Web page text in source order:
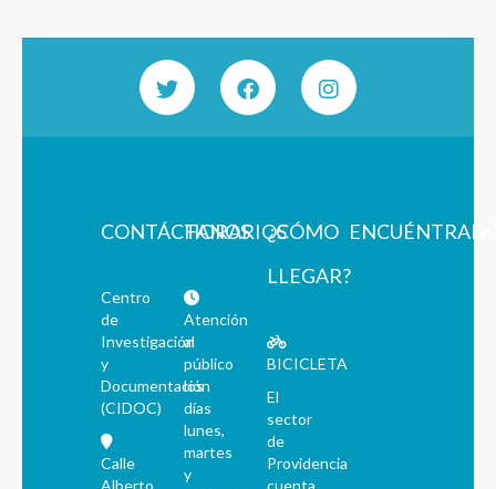
CONTÁCTANOS
Centro
de
Investigación
y
Documentación
(CIDOC)
Calle
Alberto
HORARIOS
Atención
al
público
los
días
lunes,
martes
y
¿CÓMO
LLEGAR?
BICICLETA
El
sector
de
Providencia
cuenta